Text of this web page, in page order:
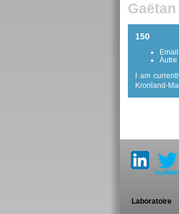
Gaëtan
150
Autre
I am
Kronland-
Laboratoire